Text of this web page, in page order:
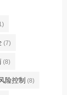
(7)
(8)
险控制 (8)